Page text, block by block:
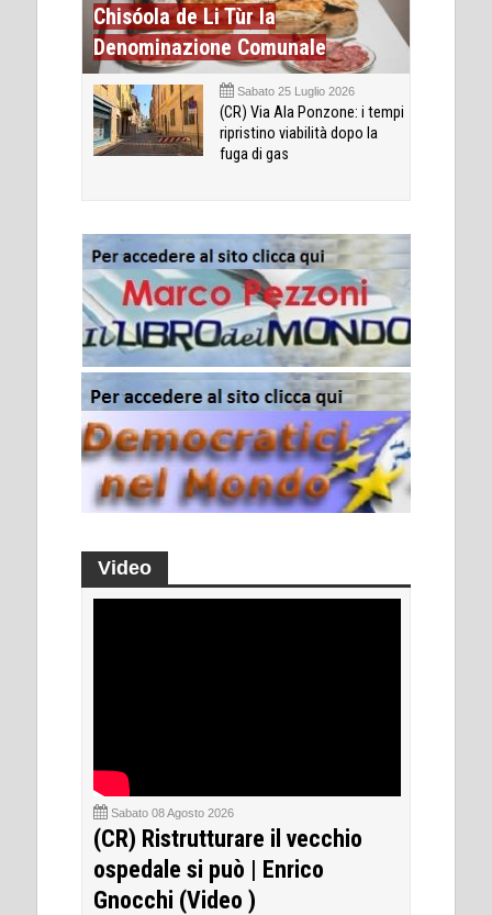
Chisóola de Li Tùr la
Denominazione Comunale
Sabato 25 Luglio 2026
(CR) Via Ala Ponzone: i tempi
ripristino viabilità dopo la
fuga di gas
Video
Sabato 08 Agosto 2026
(CR) Ristrutturare il vecchio
ospedale si può | Enrico
Gnocchi (Video )